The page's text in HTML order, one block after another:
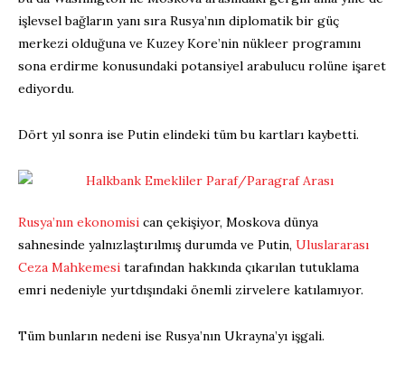
işlevsel bağların yanı sıra Rusya’nın diplomatik bir güç
merkezi olduğuna ve Kuzey Kore’nin nükleer programını
sona erdirme konusundaki potansiyel arabulucu rolüne işaret
ediyordu.
Dört yıl sonra ise Putin elindeki tüm bu kartları kaybetti.
Rusya’nın ekonomisi can çekişiyor, Moskova dünya
sahnesinde yalnızlaştırılmış durumda ve Putin, Uluslararası
Ceza Mahkemesi tarafından hakkında çıkarılan tutuklama
emri nedeniyle yurtdışındaki önemli zirvelere katılamıyor.
Tüm bunların nedeni ise Rusya’nın Ukrayna’yı işgali.